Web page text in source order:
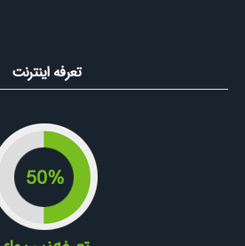
تعرفه اینترنت